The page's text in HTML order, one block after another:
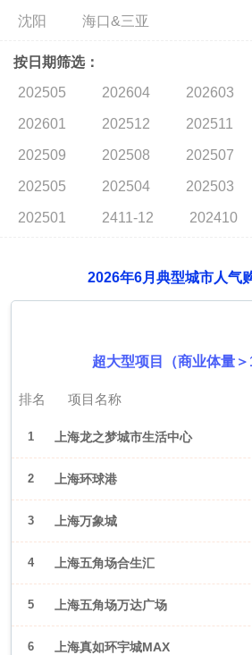
沈阳 海口&三亚
按日期筛选：
202505
202604 202603
202601 202512 202511
202509 202508 202507
202505 202504 202503
202501 2411-12 202410
2026年6月典型城市人气
超大型项目（商业体量＞
排名 项目名称
1 上海龙之梦城市生活中心
2 上海环球港
3 上海万象城
4 上海五角场合生汇
5 上海五角场万达广场
6 上海真如环宇城MAX